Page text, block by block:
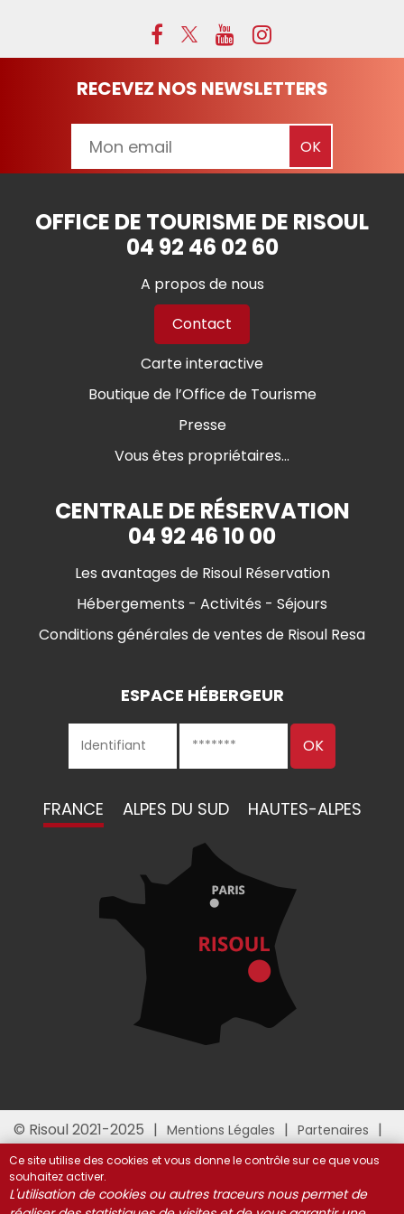
RECEVEZ NOS NEWSLETTERS
OFFICE DE TOURISME DE RISOUL
04 92 46 02 60
A propos de nous
Contact
Carte interactive
Boutique de l’Office de Tourisme
Presse
Vous êtes propriétaires...
CENTRALE DE RÉSERVATION
04 92 46 10 00
Les avantages de Risoul Réservation
Hébergements - Activités - Séjours
Conditions générales de ventes de Risoul Resa
ESPACE HÉBERGEUR
FRANCE ALPES DU SUD HAUTES-ALPES
© Risoul 2021-2025 Mentions Légales
Partenaires
Gestion des cookies
Ce site utilise des cookies et vous donne le contrôle sur ce que vous
souhaitez activer.
L'utilisation de cookies ou autres traceurs nous permet de